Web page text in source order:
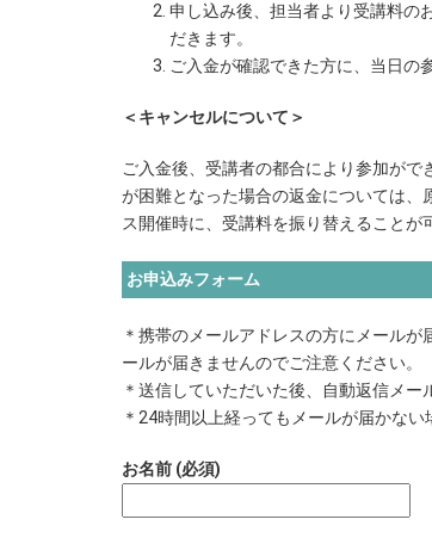
申し込み後、担当者より受講料の
だきます。
ご入金が確認できた方に、当日の
＜キャンセルについて＞
ご入金後、受講者の都合により参加が
が困難となった場合の返金については、
ス開催時に、受講料を振り替えることが
お申込みフォーム
＊携帯のメールアドレスの方にメール
ールが届きませんのでご注意ください。
＊送信していただいた後、自動返信メ
＊24時間以上経ってもメールが届かな
お名前 (必須)